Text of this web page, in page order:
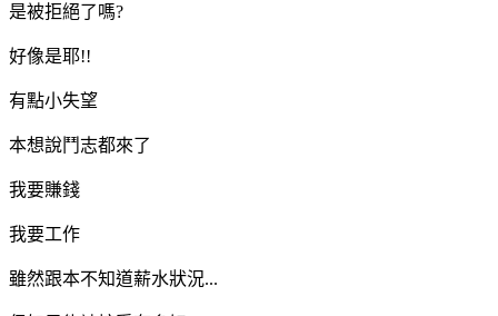
是被拒絕了嗎?
好像是耶!!
有點小失望
本想說鬥志都來了
我要賺錢
我要工作
雖然跟本不知道薪水狀況...